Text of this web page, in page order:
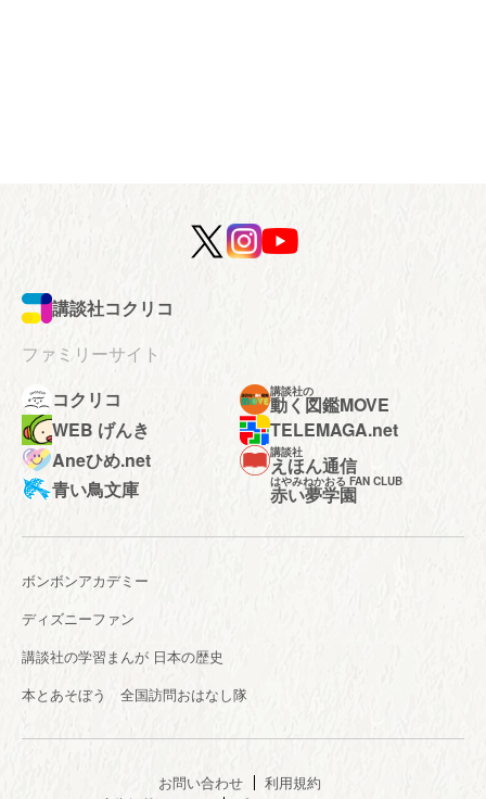
講談社コクリコ
ファミリーサイト
コクリコ
講談社の
動く図鑑MOVE
WEB げんき
TELEMAGA.net
Aneひめ.net
講談社
えほん通信
青い鳥文庫
はやみねかおる FAN CLUB
赤い夢学園
ボンボンアカデミー
ディズニーファン
講談社の学習まんが 日本の歴史
本とあそぼう 全国訪問おはなし隊
お問い合わせ
利用規約